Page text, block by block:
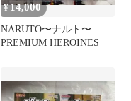
¥14,000
NARUTO〜ナルト〜
PREMIUM HEROINES